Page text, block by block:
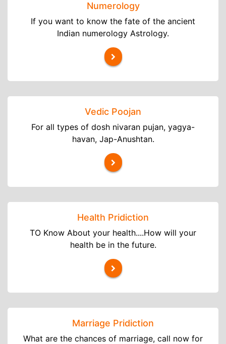
Numerology
If you want to know the fate of the ancient
Indian numerology Astrology.
Vedic Poojan
For all types of dosh nivaran pujan, yagya-
havan, Jap-Anushtan.
Health Pridiction
TO Know About your health....How will your
health be in the future.
Marriage Pridiction
What are the chances of marriage, call now for